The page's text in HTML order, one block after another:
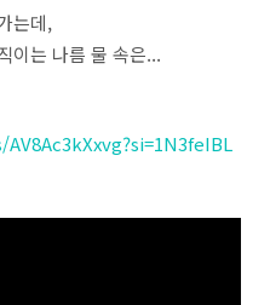
는데,
이는 나름 물 속은...